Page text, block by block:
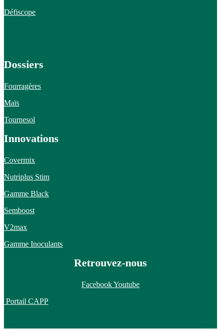
Défiscope
Dossiers
Fourragères
Maïs
Tournesol
Innovations
Covermix
Nutriplus Stim
Gamme Black
Semboost
V2max
Gamme Inoculants
Retrouvez-nous
FacebookYoutube
Portail CAPP